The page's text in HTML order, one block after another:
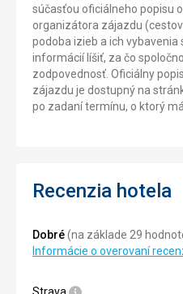
súčasťou oficiálneho popisu
organizátora zájazdu
podoba izieb a ich vybavenia
informácií líšiť, za čo
zodpovednosť. Oficiálny
zájazdu je dostupný na
po zadaní termínu, o ktorý
Recenzia hotela
Dobré(na základe 29
Informácie o overovaní
Strava